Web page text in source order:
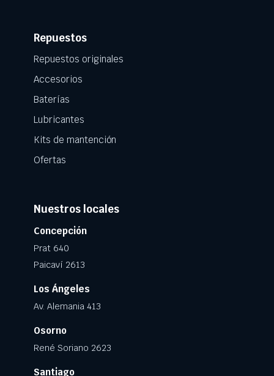
Repuestos
Repuestos originales
Accesorios
Baterías
Lubricantes
Kits de mantención
Ofertas
Nuestros locales
Concepción
Prat 640
Paicaví 2613
Los Ángeles
Av. Alemania 413
Osorno
René Soriano 2623
Santiago